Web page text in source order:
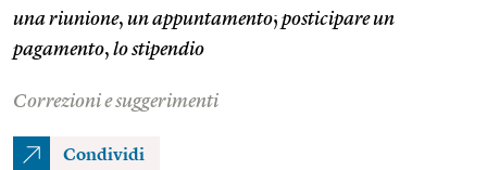
una riunione, un appuntamento; posticipare un
pagamento, lo stipendio
Correzioni e suggerimenti
Condividi